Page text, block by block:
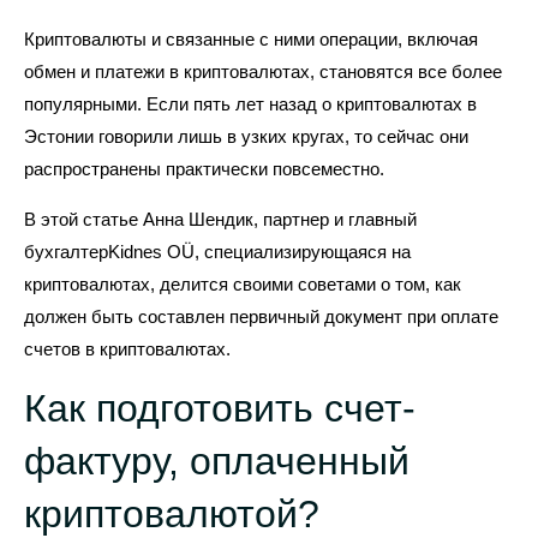
Криптовалюты и связанные с ними операции, включая
обмен и платежи в криптовалютах, становятся все более
популярными. Если пять лет назад о криптовалютах в
Эстонии говорили лишь в узких кругах, то сейчас они
распространены практически повсеместно.
В этой статье Анна Шендик, партнер и главный
бухгалтерKidnes OÜ, специализирующаяся на
криптовалютах, делится своими советами о том, как
должен быть составлен первичный документ при оплате
счетов в криптовалютах.
Как подготовить счет-
фактуру, оплаченный
криптовалютой?